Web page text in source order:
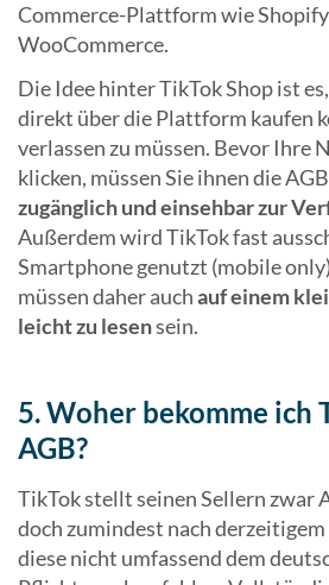
Commerce-Plattform wie
WooCommerce.
Die Idee hinter TikTok Shop ist
direkt über die Plattform kaufen
verlassen zu müssen. Bevor Ihre
klicken, müssen Sie ihnen die
zugänglich und einsehbar zur
Außerdem wird TikTok fast
Smartphone genutzt (mobile
müssen daher auchauf einem
leicht zu lesensein.
5. Woher bekomme ich
AGB?
TikTok stellt seinen Sellern zwar
doch zumindest nach
diese nicht umfassend dem